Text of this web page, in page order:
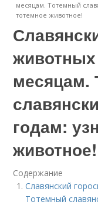
месяцам. Тотемный
тотемное животное!
месяцам.
годам:
животное!
Содержание
Славянский
Тотемный